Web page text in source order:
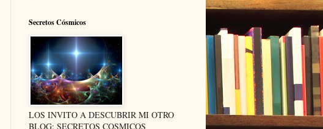
Secretos Cósmicos
LOS INVITO A DESCUBRIR MI OTRO
BLOG: SECRETOS COSMICOS